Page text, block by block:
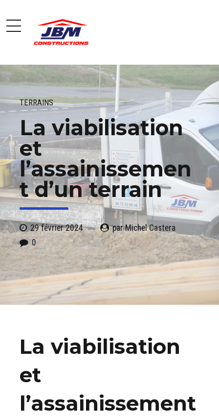
TERRAINS
La viabilisation
et
l’assainissemen
t d’un terrain
29 février 2024
par Michel Castera
0
La viabilisation
et
l’assainissement